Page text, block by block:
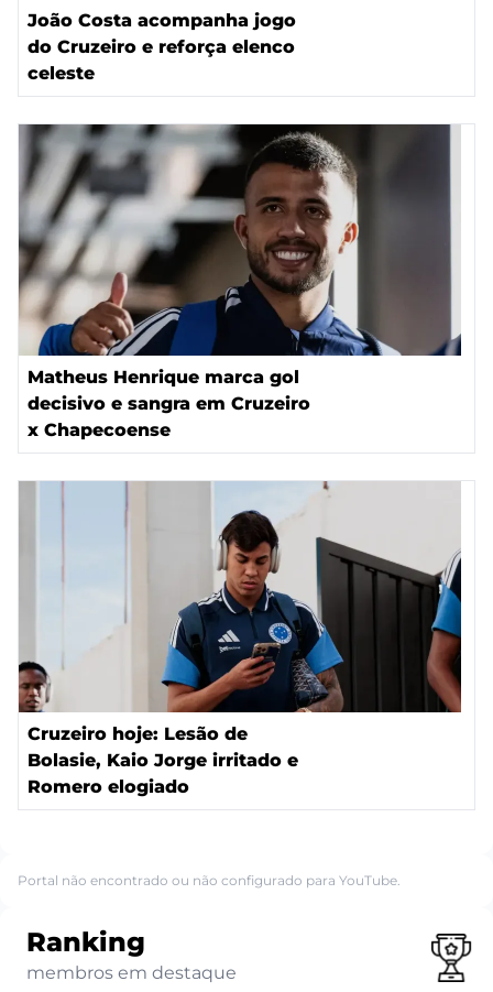
João Costa acompanha jogo
do Cruzeiro e reforça elenco
celeste
Matheus Henrique marca gol
decisivo e sangra em Cruzeiro
x Chapecoense
Cruzeiro hoje: Lesão de
Bolasie, Kaio Jorge irritado e
Romero elogiado
Portal não encontrado ou não configurado para YouTube.
Ranking
membros em destaque